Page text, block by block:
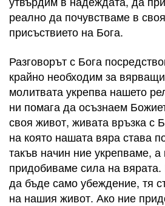
реално да почувстваме в
присъствието на Бога.
Разговорът с Бога
крайно необходим за
молитвата укрепва нашето
ни помага да осъзнаем
своя живот, живата връзка с
на която нашата вяра става
такъв начин ние укрепваме,
придобиваме сила на
да бъде само убеждение, тя
на нашия живот. Ако ние